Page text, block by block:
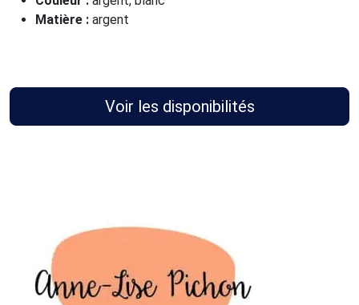
Matière : argent
Voir les disponibilités